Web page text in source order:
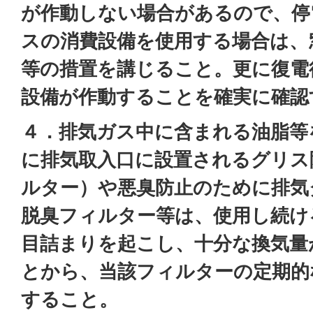
が作動しない場合があるので、
スの消費設備を使用する場合は
等の措置を講じること。更に復
設備が作動することを確実に確
４．排気ガス中に含まれる油脂
に排気取入口に設置されるグリ
ルター）や悪臭防止のために排
脱臭フィルター等は、使用し続
目詰まりを起こし、十分な換気
とから、当該フィルターの定期
すること。